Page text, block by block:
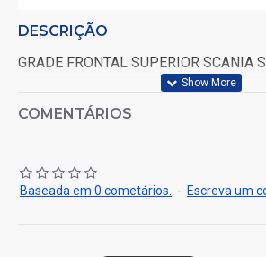
DESCRIÇÃO
GRADE FRONTAL SUPERIOR
COMENTÁRIOS
Baseada em 0 cometários. - Escreva um